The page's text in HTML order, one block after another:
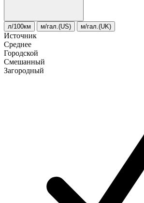
л/100км м/гал.(US) м/гал.(UK)
Источник
Среднее
Городской
Смешанный
Загородный